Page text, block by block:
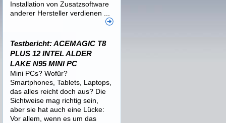
Installation von Zusatzsoftware
anderer Hersteller verdienen ...
Testbericht: ACEMAGIC T8
PLUS 12 INTEL ALDER
LAKE N95 MINI PC
Mini PCs? Wofür?
Smartphones, Tablets, Laptops,
das alles reicht doch aus? Die
Sichtweise mag richtig sein,
aber sie hat auch eine Lücke:
Vor allem, wenn es um das